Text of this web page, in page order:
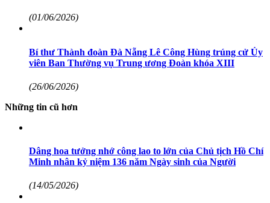
(01/06/2026)
Bí thư Thành đoàn Đà Nẵng Lê Công Hùng trúng cử Ủy
viên Ban Thường vụ Trung ương Đoàn khóa XIII
(26/06/2026)
Những tin cũ hơn
Dâng hoa tưởng nhớ công lao to lớn của Chủ tịch Hồ Chí
Minh nhân kỷ niệm 136 năm Ngày sinh của Người
(14/05/2026)